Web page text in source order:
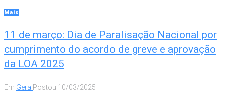
Mais
11 de março: Dia de Paralisação Nacional por
cumprimento do acordo de greve e aprovação
da LOA 2025
Em Geral Postou 10/03/2025